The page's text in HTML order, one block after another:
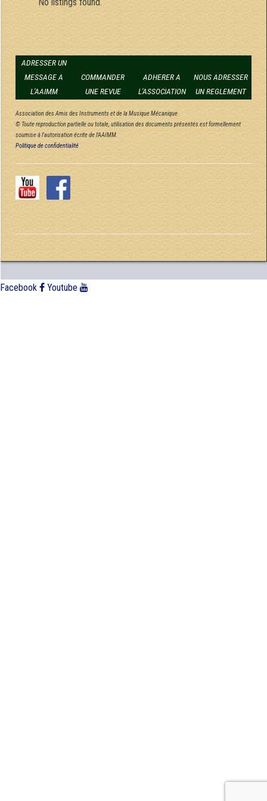
ADRESSER UN
MESSAGE A
L'AAIMM
COMMANDER
UNE REVUE
ADHERER A
L'ASSOCIATION
NOUS ADRESSER
UN REGLEMENT
Association des Amis des Instruments et de la Musique Mécanique
© Toute reproduction partielle ou totale, utilisation des documents présentés est formellement
soumise à l'autorisation écrite de l'AAIMM.
Politique de confidentialité
Facebook Youtube